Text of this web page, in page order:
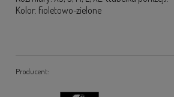
Kolor: fioletowo-zielone
Producent: